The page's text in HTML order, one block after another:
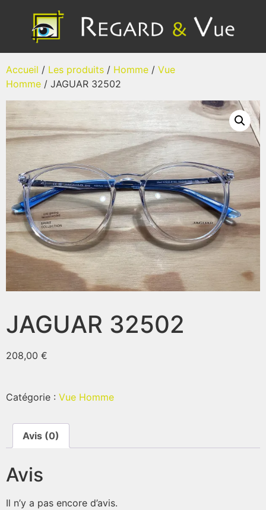
Accueil / Les produits / Homme / Vue
Homme / JAGUAR 32502
JAGUAR 32502
208,00 €
Catégorie : Vue Homme
Avis (0)
Avis
Il n’y a pas encore d’avis.